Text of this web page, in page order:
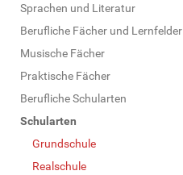
Sprachen und Literatur
Berufliche Fächer und Lernfelder
Musische Fächer
Praktische Fächer
Berufliche Schularten
Schularten
Grundschule
Realschule